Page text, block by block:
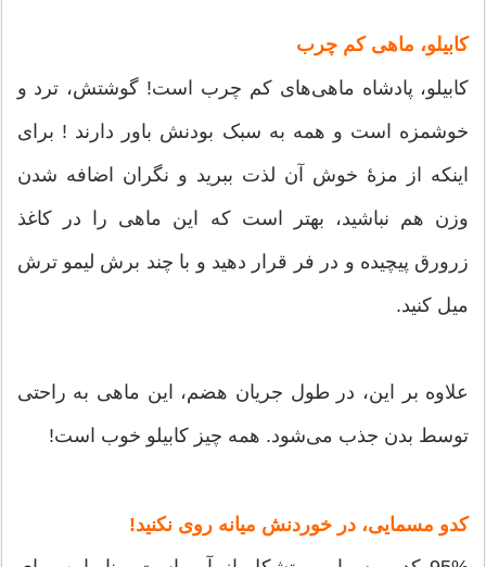
کابیلو، ماهی کم چرب
کابیلو، پادشاه ماهی‌های کم چرب است! گوشتش، ترد و
خوشمزه است و همه به سبک بودنش باور دارند ! برای
اینکه از مزۀ خوش آن لذت ببرید و نگران اضافه شدن
وزن هم نباشید، بهتر است که این ماهی را در کاغذ
زرورق پیچیده و در فر قرار دهید و با چند برش لیمو ترش
میل کنید.
علاوه بر این، در طول جریان هضم، این ماهی به راحتی
توسط بدن جذب می‌شود. همه چیز کابیلو خوب است!
کدو مسمایی، در خوردنش میانه روی نکنید!